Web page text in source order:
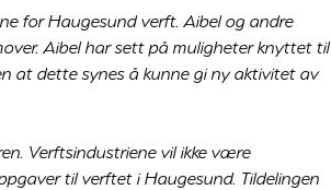
for Haugesund verft. Aibel og andre
Aibel har sett på muligheter knyttet til
at dette synes å kunne gi ny aktivitet av
Verftsindustriene vil ikke være
til verftet i Haugesund. Tildelingen